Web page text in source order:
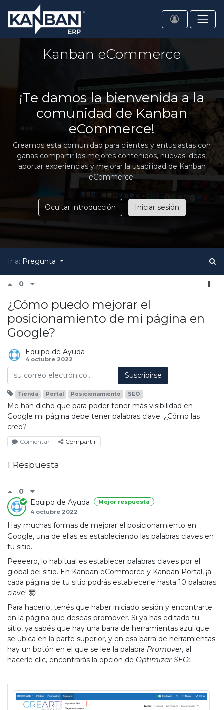
Kanban eCommerce
¡Te damos la bienvenida a la
comunidad de Kanban
eCommerce!
Creamos esta comunidad para clientes y entusiastas con
ganas compartir los mejores contenidos, nuevas ideas,
aportar experiencias y mejorar la usabilidad de Kanban
eCommerce.
Ocultar introducción Iniciar sesión
Ir a: Pregunta
0
¿Cómo puedo mejorar el
posicionamiento de mi página en
Google?
Equipo de Ayuda
4 octubre 2022
Suscribirse
Tienda Portal Posicionamiento SEO
Me han dicho que para poder tener más visibilidad en
Google mi página debe tener palabras clave. ¿Cómo las
creo?
Comentar Compartir
1 Respuesta
0
Equipo de Ayuda
4 octubre 2022
Mejor respuesta
Hay muchas formas de mejorar el posicionamiento en
Google, una de ellas es estableciendo las palabras claves en
tu sitio.
Peeeero, lo habitual es establecer palabras claves por el
global del sitio. En Kanban eCommerce y Kanban Portal, ¡a
cada página de tu sitio podrás establecerle hasta 10 palabras
clave! 🤯
Para hacerlo, tenés que haber iniciado sesión y encontrarte
en la página que deseas promover. Si ya has editado tu
sitio, ya sabés que hay una barra de herramientas azul que
se ubica en la parte superior, y en esa barra de herramientas
hay un botón en el que se lee la palabra Promover, al
hacerle clic, encontrarás la opción de Optimizar SEO: